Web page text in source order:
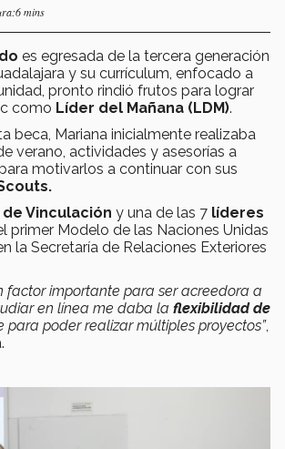
mins
es egresada de la tercera generación
y su currículum, enfocado a
pronto rindió frutos para lograr
como Líder del Mañana (LDM).
beca, Mariana inicialmente realizaba
verano, actividades y asesorías a
motivarlos a continuar con sus
Vinculación y una de las 7 líderes
el primer Modelo de las Naciones Unidas
la Secretaría de Relaciones Exteriores
factor importante para ser acreedora a
en línea me daba la flexibilidad de
para poder realizar múltiples proyectos”,